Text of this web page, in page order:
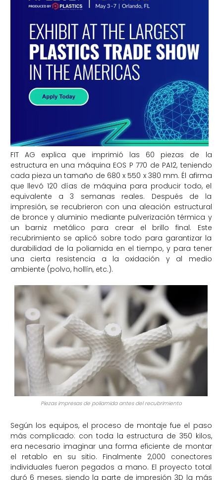
FIT AG explica que imprimió las 60 piezas de la
estructura en una máquina EOS P 770 de PA12, teniendo
cada pieza un tamaño de 680 x 550 x 380 mm. Él afirma
que llevó 120 días de máquina para producir todo, el
equivalente a 3 semanas reales. Después de la
impresión, se recubrieron con una aleación estructural
de bronce y aluminio mediante pulverización térmica y
un barniz metálico para crear el brillo final. Este
recubrimiento se aplicó sobre todo para garantizar la
durabilidad de la poliamida en el tiempo, y para tener
una cierta resistencia a la oxidación y al medio
ambiente (polvo, hollín, etc.).
Piezas impresas de poliamida antes del recubrimiento
Según los equipos, el proceso de montaje fue el paso
más complicado: con toda la estructura de 350 kilos,
era necesario imaginar una forma eficiente de montar
el retablo en su sitio. Finalmente 2,000 conectores
individuales fueron pegados a mano. El proyecto total
duró 6 meses, siendo la parte de impresión 3D la más